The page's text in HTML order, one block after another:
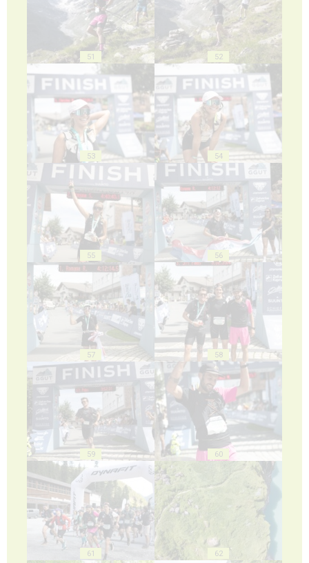
51 52
53 54
55 56
57 58
59 60
61 62